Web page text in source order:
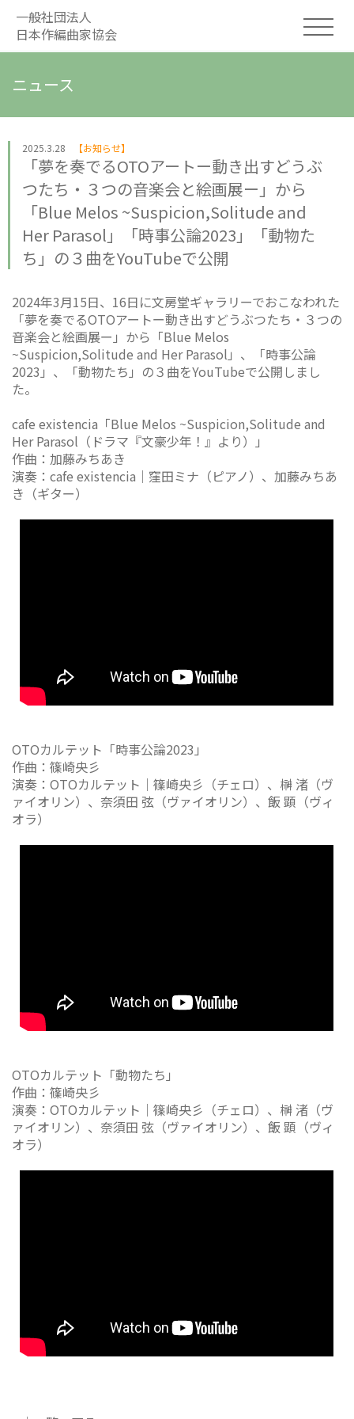
一般社団法人
日本作編曲家協会
ニュース
2025.3.28 【お知らせ】
「夢を奏でるOTOアートー動き出すどうぶ
つたち・３つの音楽会と絵画展ー」から
「Blue Melos ~Suspicion,Solitude and
Her Parasol」「時事公論2023」「動物た
ち」の３曲をYouTubeで公開
2024年3月15日、16日に文房堂ギャラリーでおこなわれた
「夢を奏でるOTOアートー動き出すどうぶつたち・３つの
音楽会と絵画展ー」から「Blue Melos
~Suspicion,Solitude and Her Parasol」、「時事公論
2023」、「動物たち」の３曲をYouTubeで公開しまし
た。
cafe existencia「Blue Melos ~Suspicion,Solitude and
Her Parasol（ドラマ『文豪少年！』より）」
作曲：加藤みちあき
演奏：cafe existencia｜窪田ミナ（ピアノ）、加藤みちあ
き（ギター）
OTOカルテット「時事公論2023」
作曲：篠崎央彡
演奏：OTOカルテット｜篠崎央彡（チェロ）、榊 渚（ヴ
ァイオリン）、奈須田 弦（ヴァイオリン）、飯 顕（ヴィ
オラ）
OTOカルテット「動物たち」
作曲：篠崎央彡
演奏：OTOカルテット｜篠崎央彡（チェロ）、榊 渚（ヴ
ァイオリン）、奈須田 弦（ヴァイオリン）、飯 顕（ヴィ
オラ）